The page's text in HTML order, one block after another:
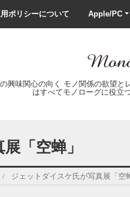
ポリシーについて Apple/PC
興味関心の向く モノ関係の欲
はすべてモノローグに役立
「空蝉」
ジェットダイスケ氏が写真展「空